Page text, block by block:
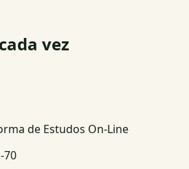
vez
de Estudos On-Line
70